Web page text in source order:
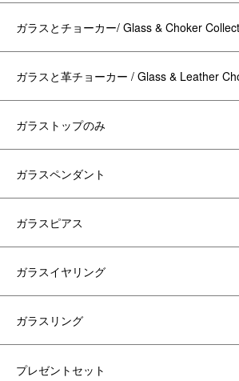
ガラスとチョーカー/ Glass & Choker
ガラスと革チョーカー / Glass & Leather
ガラストップのみ
ガラスペンダント
ガラスピアス
ガラスイヤリング
ガラスリング
プレゼントセット